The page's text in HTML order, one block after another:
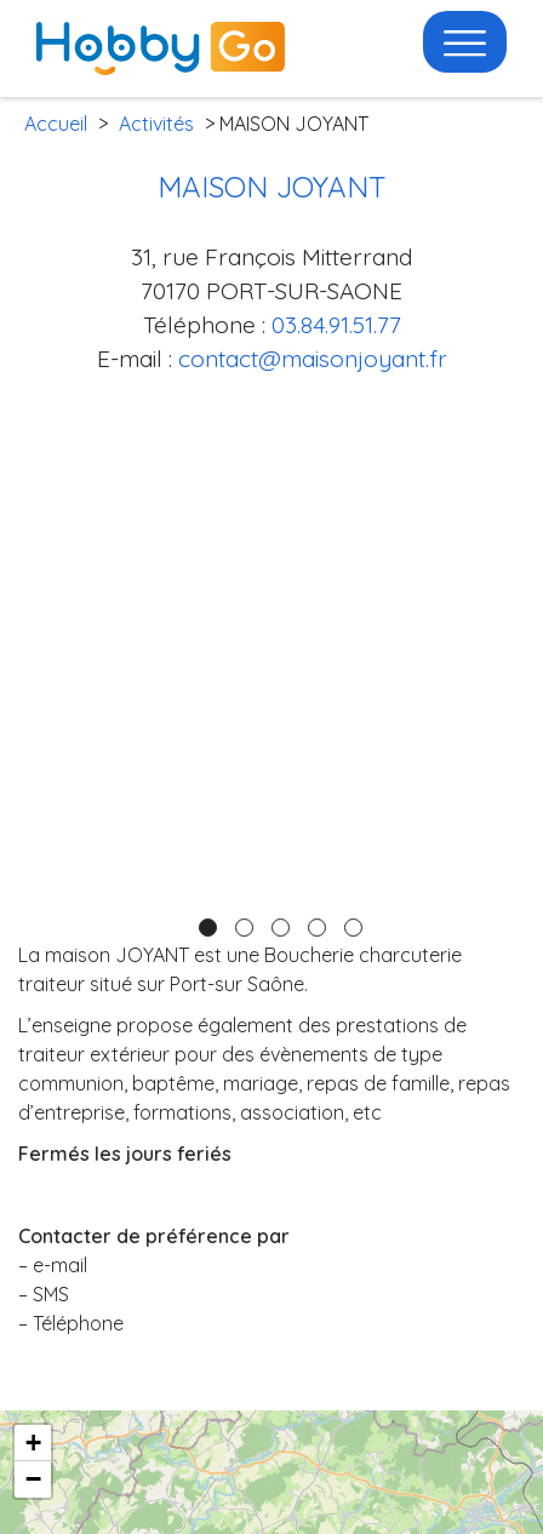
Accueil > Activités > MAISON JOYANT
MAISON JOYANT
31, rue François Mitterrand
70170 PORT-SUR-SAONE
Téléphone : 03.84.91.51.77
E-mail : contact@maisonjoyant.fr
La maison JOYANT est une Boucherie charcuterie
traiteur situé sur Port-sur Saône.
L’enseigne propose également des prestations de
traiteur extérieur pour des évènements de type
communion, baptême, mariage, repas de famille, repas
d’entreprise, formations, association, etc
Fermés les jours feriés
Contacter de préférence par
– e-mail
– SMS
– Téléphone
+
−